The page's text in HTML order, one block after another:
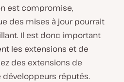
est compromise,
des mises à jour pourrait
Il est donc important
les extensions et de
des extensions de
réputés.